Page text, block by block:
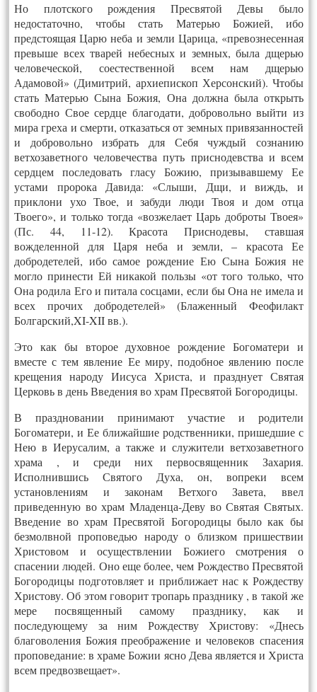
Но плотского рождения Пресвятой Девы было
недостаточно, чтобы стать Матерью Божией, ибо
предстоящая Царю неба и земли Царица, «превознесенная
превыше всех тварей небесных и земных, была дщерью
человеческой, соестественной всем нам дщерью
Адамовой» (Димитрий, архиепископ Херсонский). Чтобы
стать Матерью Сына Божия, Она должна была открыть
свободно Свое сердце благодати, добровольно выйти из
мира греха и смерти, отказаться от земных привязанностей
и добровольно избрать для Себя чуждый сознанию
ветхозаветного человечества путь приснодевства и всем
сердцем последовать гласу Божию, призывавшему Ее
устами пророка Давида: «Слыши, Дщи, и виждь, и
приклони ухо Твое, и забуди люди Твоя и дом отца
Твоего», и только тогда «возжелает Царь доброты Твоея»
(Пс. 44, 11-12). Красота Приснодевы, ставшая
вожделенной для Царя неба и земли, – красота Ее
добродетелей, ибо самое рождение Ею Сына Божия не
могло принести Ей никакой пользы «от того только, что
Она родила Его и питала сосцами, если бы Она не имела и
всех прочих добродетелей» (Блаженный Феофилакт
Болгарский,XI-XII вв.).
Это как бы второе духовное рождение Богоматери и
вместе с тем явление Ее миру, подобное явлению после
крещения народу Иисуса Христа, и празднует Святая
Церковь в день Введения во храм Пресвятой Богородицы.
В праздновании принимают участие и родители
Богоматери, и Ее ближайшие родственники, пришедшие с
Нею в Иерусалим, а также и служители ветхозаветного
храма , и среди них первосвященник Захария.
Исполнившись Святого Духа, он, вопреки всем
установлениям и законам Ветхого Завета, ввел
приведенную во храм Младенца-Деву во Святая Святых.
Введение во храм Пресвятой Богородицы было как бы
безмолвной проповедью народу о близком пришествии
Христовом и осуществлении Божиего смотрения о
спасении людей. Оно еще более, чем Рождество Пресвятой
Богородицы подготовляет и приближает нас к Рождеству
Христову. Об этом говорит тропарь празднику , в такой же
мере посвященный самому празднику, как и
последующему за ним Рождеству Христову: «Днесь
благоволения Божия преображение и человеков спасения
проповедание: в храме Божии ясно Дева является и Христа
всем предвозвещает».